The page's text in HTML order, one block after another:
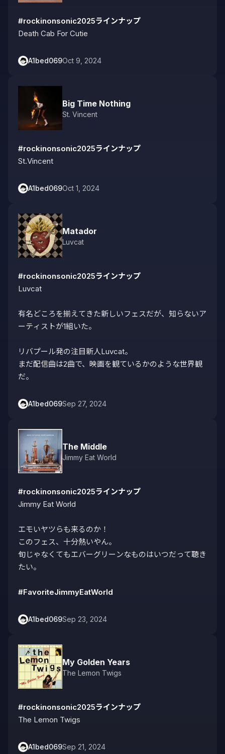
#rockinonsonic2025ラインナップ
Death Cab For Cutie
A1bed069Oct 9, 2024
Big Time Nothing
St. Vincent
#rockinonsonic2025ラインナップ
St.Vincent
A1bed069Oct 1, 2024
Matador
Luvcat
#rockinonsonic2025ラインナップ
Luvcat
有名どころを揃えてきた新しいフェスだが、知らないア
ーティストが1組いた。
リバプール発の注目新人Luvcat。
まだ配信曲は2曲で、映画を観ているかのような世界観
だ。
A1bed069Sep 27, 2024
The Middle
Jimmy Eat World
#rockinonsonic2025ラインナップ
Jimmy Eat World
エモいヤツらも来るのか！
このフェス、十分熱いやん。
旬じゃなくてもエバーグリーンなものはいつだって聴き
たい。
#FavoriteJimmyEatWorld
A1bed069Sep 23, 2024
My Golden Years
The Lemon Twigs
#rockinonsonic2025ラインナップ
The Lemon Twigs
A1bed069Sep 21, 2024